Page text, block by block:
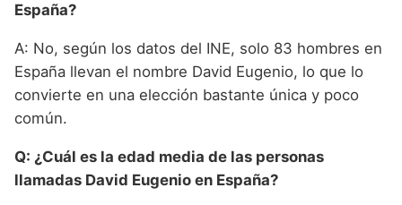
España?
A: No, según los datos del INE, solo 83 hombres en
España llevan el nombre David Eugenio, lo que lo
convierte en una elección bastante única y poco
común.
Q: ¿Cuál es la edad media de las personas
llamadas David Eugenio en España?